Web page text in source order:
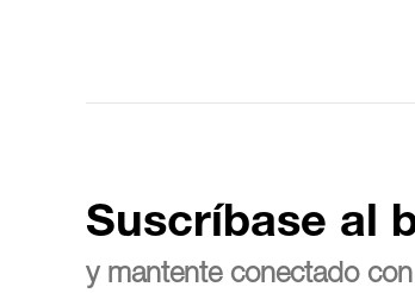
Suscríbase al
y mantente conectado